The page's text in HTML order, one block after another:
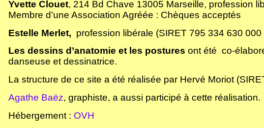
Yvette Clouet, 214 Bd Chave 13005 Marseille, profession
Membre d’une Association Agréée : Chèques acceptés
Estelle Merlet, profession libérale (SIRET 795 334 630 000
Les dessins d’anatomie et les postures ont été co-
danseuse et dessinatrice.
La structure de ce site a été réalisée par Hervé Moriot (
Agathe Baëz, graphiste, a aussi participé à cette réalisation.
Hébergement : OVH